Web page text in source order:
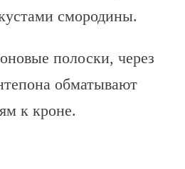
смородины.
полоски, через
обматывают
к кроне.